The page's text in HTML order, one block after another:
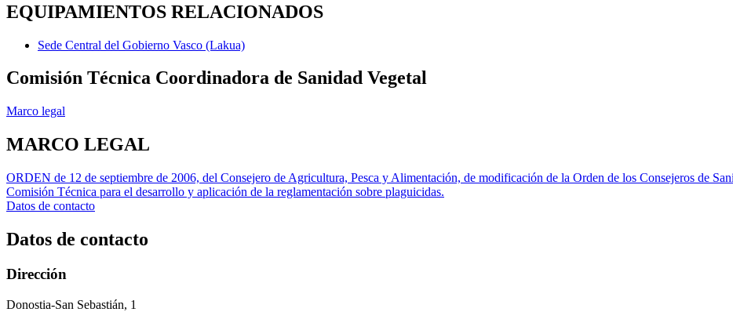
EQUIPAMIENTOS RELACIONADOS
Sede Central del Gobierno Vasco (Lakua)
Comisión Técnica Coordinadora de Sanidad Vegetal
Marco legal
MARCO LEGAL
ORDEN de 12 de septiembre de 2006, del Consejero de Agricultura, Pesca y Alimentación, de modificación de la Orden de los Consejeros de
Comisión Técnica para el desarrollo y aplicación de la reglamentación sobre plaguicidas.
Datos de contacto
Datos de contacto
Dirección
Donostia-San Sebastián, 1